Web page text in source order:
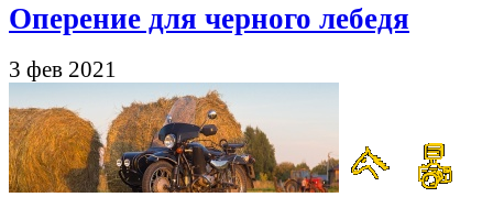
Оперение для черного лебедя
3 фев 2021